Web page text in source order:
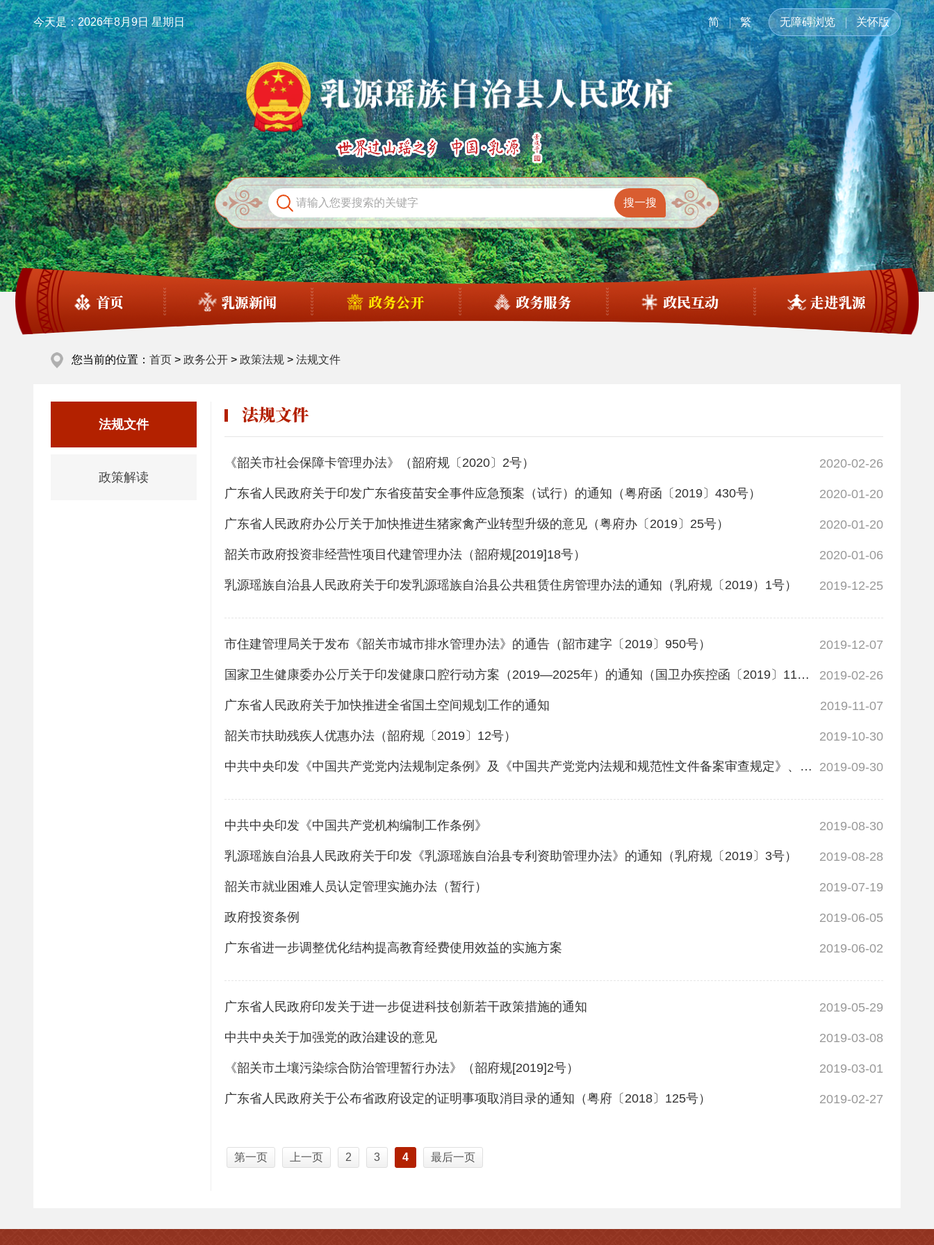
今天是：2026年8月9日 星期日 简 繁 无障碍浏览 关怀版
首页 乳源新闻 政务公开 政务服务 政民互动 走进乳源
您当前的位置： 首页 > 政务公开 > 政策法规 > 法规文件
法规文件
政策解读
法规文件
《韶关市社会保障卡管理办法》（韶府规〔2020〕2号） 2020-02-26
广东省人民政府关于印发广东省疫苗安全事件应急预案（试行）的通知（粤府函〔2019〕430号） 2020-01-20
广东省人民政府办公厅关于加快推进生猪家禽产业转型升级的意见（粤府办〔2019〕25号） 2020-01-20
韶关市政府投资非经营性项目代建管理办法（韶府规[2019]18号） 2020-01-06
乳源瑶族自治县人民政府关于印发乳源瑶族自治县公共租赁住房管理办法的通知（乳府规〔2019）1号） 2019-12-25
市住建管理局关于发布《韶关市城市排水管理办法》的通告（韶市建字〔2019〕950号） 2019-12-07
国家卫生健康委办公厅关于印发健康口腔行动方案（2019—2025年）的通知（国卫办疾控函〔2019〕118号） 2019-02-26
广东省人民政府关于加快推进全省国土空间规划工作的通知 2019-11-07
韶关市扶助残疾人优惠办法（韶府规〔2019〕12号） 2019-10-30
中共中央印发《中国共产党党内法规制定条例》及《中国共产党党内法规和规范性文件备案审查规定》、《中国共产党党内法规执行责任制规定（试行）》 2019-09-30
中共中央印发《中国共产党机构编制工作条例》 2019-08-30
乳源瑶族自治县人民政府关于印发《乳源瑶族自治县专利资助管理办法》的通知（乳府规〔2019〕3号） 2019-08-28
韶关市就业困难人员认定管理实施办法（暂行） 2019-07-19
政府投资条例 2019-06-05
广东省进一步调整优化结构提高教育经费使用效益的实施方案 2019-06-02
广东省人民政府印发关于进一步促进科技创新若干政策措施的通知 2019-05-29
中共中央关于加强党的政治建设的意见 2019-03-08
《韶关市土壤污染综合防治管理暂行办法》（韶府规[2019]2号） 2019-03-01
广东省人民政府关于公布省政府设定的证明事项取消目录的通知（粤府〔2018〕125号） 2019-02-27
第一页 上一页 2 3 4 最后一页